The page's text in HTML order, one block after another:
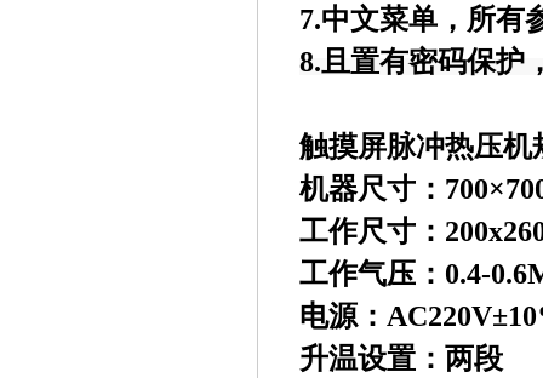
7.中文菜单，所有
8.且置有密码保护
触摸屏脉冲热压机
机器尺寸：
工作尺寸：
工作气压：0.4-
电源：
升温设置：两段